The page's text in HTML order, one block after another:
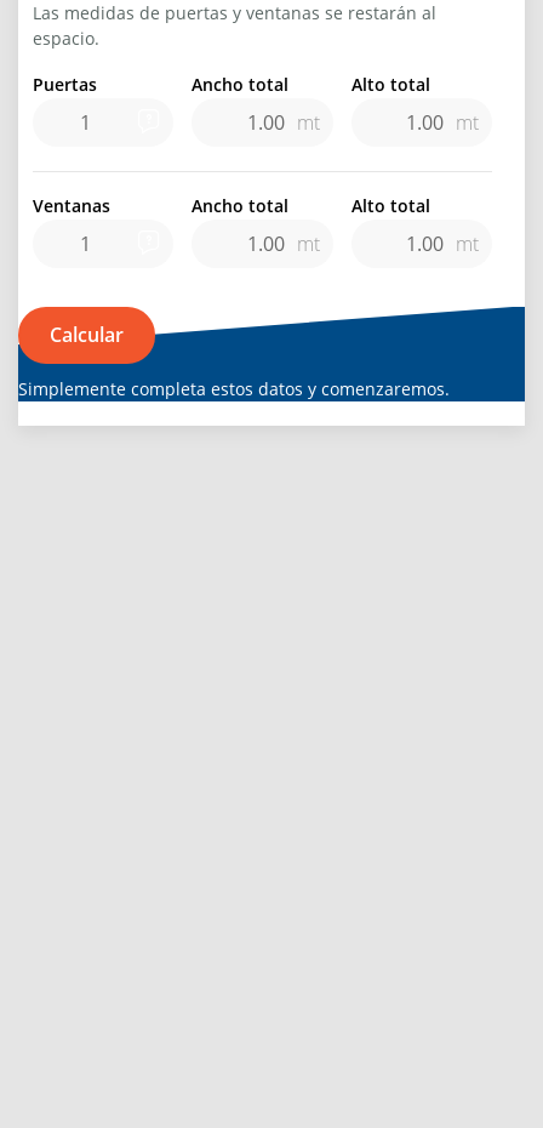
Las medidas de puertas y ventanas se restarán al
espacio.
Puertas
Ancho total
mt
Alto total
mt
Ventanas Ancho total
mt
Alto total
mt
Calcular
Simplemente completa estos datos y comenzaremos.